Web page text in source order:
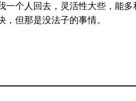
个人回去，灵活性大些，能
但那是没法子的事情。